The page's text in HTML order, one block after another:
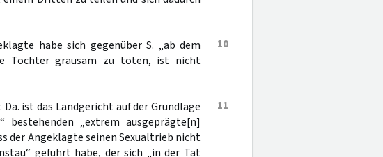
10
habe sich gegenüber S. „ab dem
Tochter grausam zu töten, ist nicht
11
ist das Landgericht auf der Grundlage
„extrem ausgeprägte[n]
der Angeklagte seinen Sexualtrieb nicht
geführt habe, der sich „in der Tat